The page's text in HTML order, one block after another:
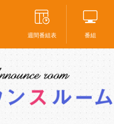
週間番組表 番組